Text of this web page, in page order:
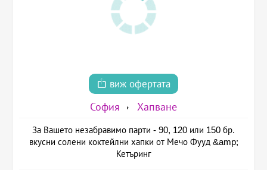
виж офертата
София Хапване
За Вашето незабравимо парти - 90, 120 или 150 бр.
вкусни солени коктейлни хапки от Мечо Фууд &amp;
Кетъринг